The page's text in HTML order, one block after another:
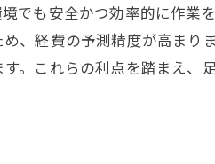
でも安全かつ効率的に作
、経費の予測精度が高ま
。これらの利点を踏まえ